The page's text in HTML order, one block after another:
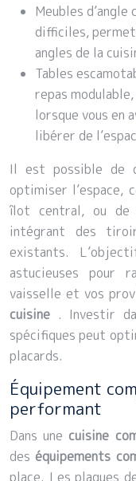
Meubles
difficiles,
angles de la
Tables
repas
lorsque vous en
libérer de
Il est possible de
optimiser l’espace,
îlot central, ou de
intégrant des
existants.
astucieuses pour
vaisselle et vos
cuisine . Investir
spécifiques peut
placards.
Équipement
performant
Dans unecuisine
deséquipements
place. Les plaques